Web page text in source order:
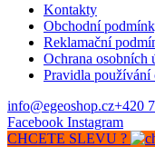
Kontakty
Obchodní
Reklamační
Ochrana osobních
Pravidla používání
info@egeoshop.cz+420
Facebook Instagram
CHCETE SLEVU ?